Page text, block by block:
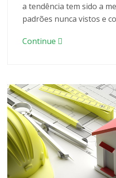
a tendência tem sido a
padrões nunca vistos e
Continue